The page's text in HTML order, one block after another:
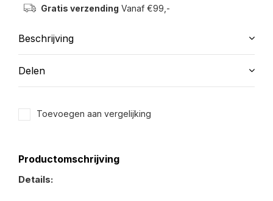
Gratis verzending Vanaf €99,-
Beschrijving
Delen
Toevoegen aan vergelijking
Productomschrijving
Details: